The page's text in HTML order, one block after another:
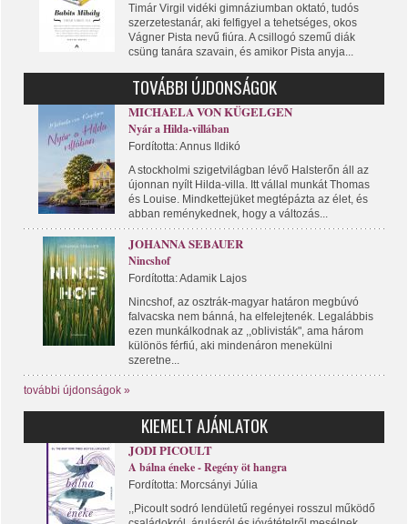
Timár Virgil vidéki gimnáziumban oktató, tudós
szerzetestanár, aki felfigyel a tehetséges, okos
Vágner Pista nevű fiúra. A csillogó szemű diák
csüng tanára szavain, és amikor Pista anyja...
TOVÁBBI ÚJDONSÁGOK
MICHAELA VON KÜGELGEN
Nyár a Hilda-villában
Fordította: Annus Ildikó
A stockholmi szigetvilágban lévő Halsterőn áll az
újonnan nyílt Hilda-villa. Itt vállal munkát Thomas
és Louise. Mindkettejüket megtépázta az élet, és
abban reménykednek, hogy a változás...
JOHANNA SEBAUER
Nincshof
Fordította: Adamik Lajos
Nincshof, az osztrák-magyar határon megbúvó
falvacska nem bánná, ha elfelejtenék. Legalábbis
ezen munkálkodnak az ,,oblivisták", ama három
különös férfiú, aki mindenáron menekülni
szeretne...
további újdonságok »
KIEMELT AJÁNLATOK
JODI PICOULT
A bálna éneke - Regény öt hangra
Fordította: Morcsányi Júlia
,,Picoult sodró lendületű regényei rosszul működő